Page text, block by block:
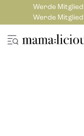
Werde
Werde